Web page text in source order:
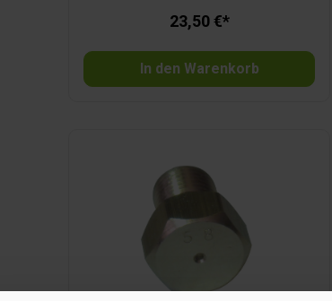
23,50 €*
In den Warenkorb